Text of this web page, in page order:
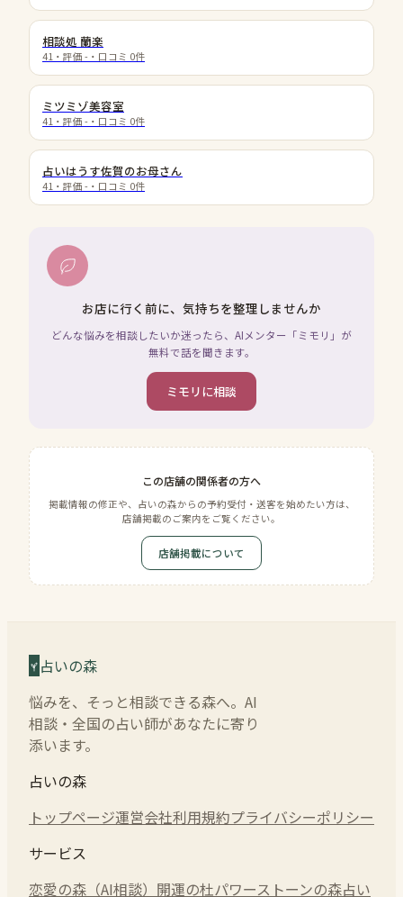
相談処 蘭楽
41 ・評価 - ・口コミ 0件
ミツミゾ美容室
41 ・評価 - ・口コミ 0件
占いはうす佐賀のお母さん
41 ・評価 - ・口コミ 0件
お店に行く前に、気持ちを整理しませんか
どんな悩みを相談したいか迷ったら、AIメンター「ミモリ」が
無料で話を聞きます。
ミモリに相談
この店舗の関係者の方へ
掲載情報の修正や、占いの森からの予約受付・送客を始めたい方は、
店舗掲載のご案内をご覧ください。
店舗掲載について
占いの森
悩みを、そっと相談できる森へ。AI
相談・全国の占い師があなたに寄り
添います。
占いの森
トップページ運営会社利用規約プライバシーポリシー
サービス
恋愛の森（AI相談） 開運の杜パワーストーンの森占い